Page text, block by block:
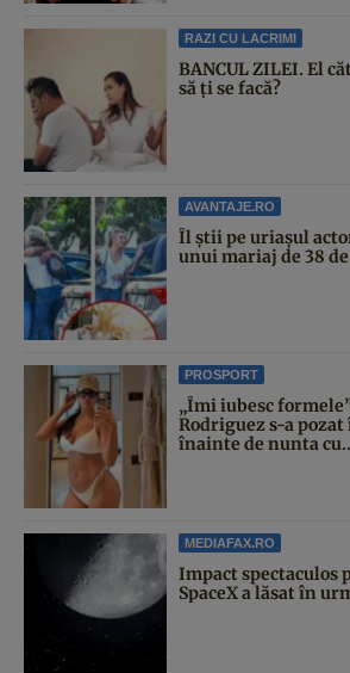
RAZI CU LACRIMI
BANCUL ZILEI. El
să ți se facă?
AVANTAJE.RO
Îl știi pe uriașul
unui mariaj de 38
PROSPORT
„Îmi iubesc
Rodriguez s-a pozat
înainte de nunta
MEDIAFAX.RO
Impact spectaculos
SpaceX a lăsat în